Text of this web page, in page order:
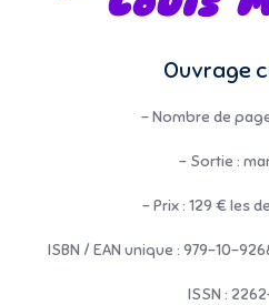
Ouvrage
– Nombre de
– Sortie :
– Prix : 129 € les
ISBN / EAN unique : 979-10-
ISSN :